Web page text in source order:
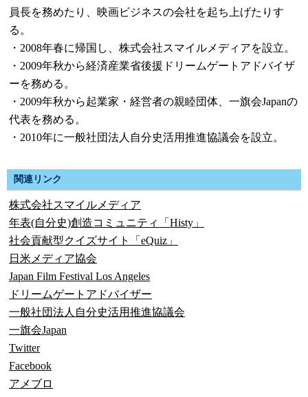
員長を務めたり、映画ビジネスの会社を起ち上げたりす
る。
・2008年春に帰国し、株式会社スマイルメディアを設立。
・2009年秋から経済産業省後援ドリームゲートアドバイザ
ーを務める。
・2009年秋から起業家・経営者の親睦団体、一旗会Japanの
代表を務める。
・2010年に一般社団法人自分史活用推進協議会を設立。
関連リンク
株式会社スマイルメディア
年表(自分史)創造コミュニティ「Histy」
社会貢献型クイズサイト「eQuiz」
日米メディア協会
Japan Film Festival Los Angeles
ドリームゲートアドバイザー
一般社団法人自分史活用推進協議会
一旗会Japan
Twitter
Facebook
アメブロ